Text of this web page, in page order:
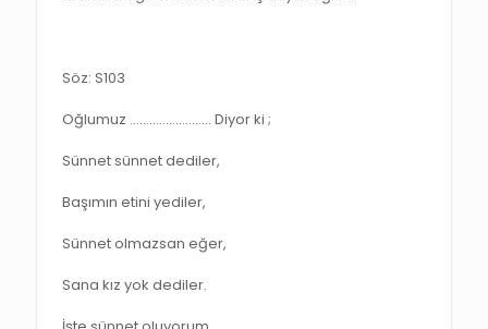
Söz: S103
Oğlumuz ……………………. Diyor ki ;
Sünnet sünnet dediler,
Başımın etini yediler,
Sünnet olmazsan eğer,
Sana kız yok dediler.